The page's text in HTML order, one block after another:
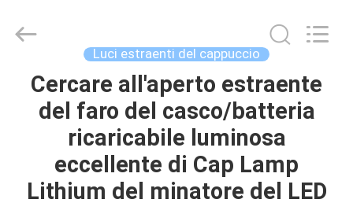
CASA
PRODOTTI
CIRCA
CO.,LTD.
Developed
Luci estraenti del cappuccio
Cercare all'aperto estraente
del faro del casco/batteria
ricaricabile luminosa
eccellente di Cap Lamp
Lithium del minatore del LED